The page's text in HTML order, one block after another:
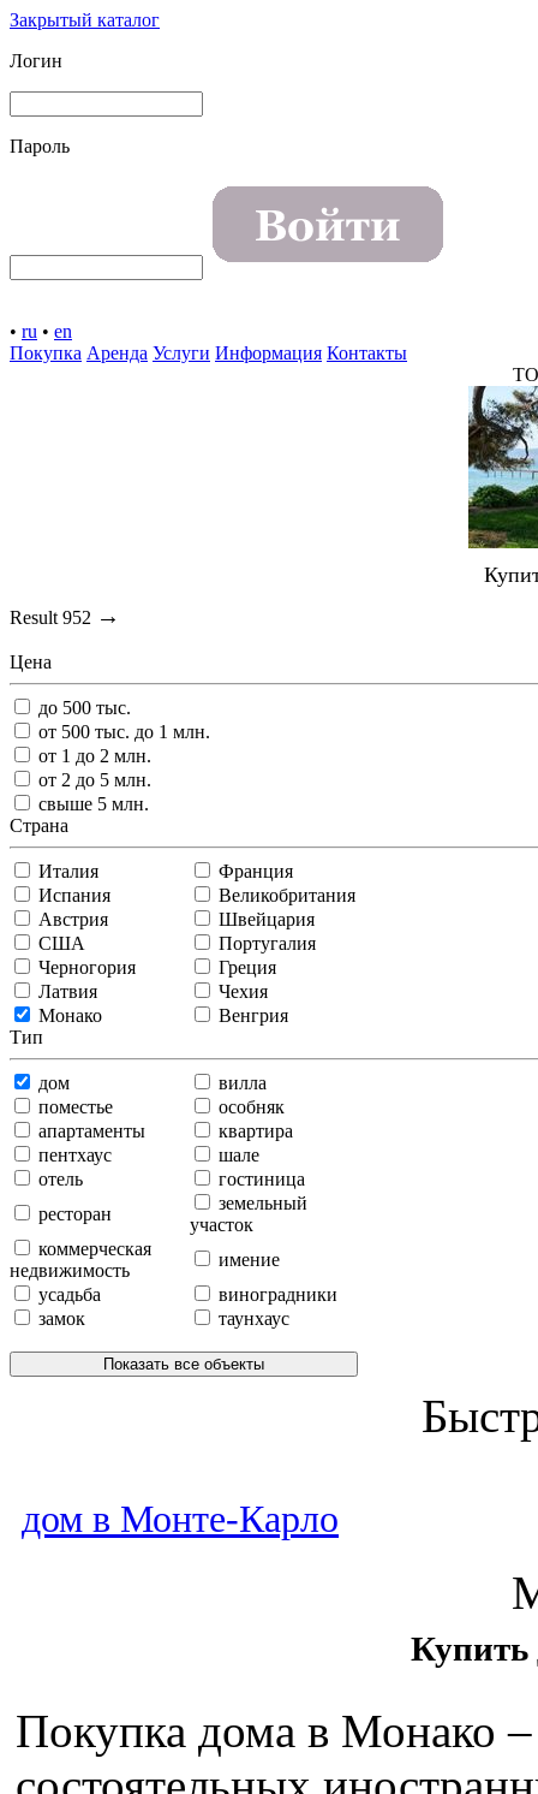
Закрытый каталог
Логин
Пароль
• ru • en
Покупка Аренда Услуги Информация Контакты
Result 952 →
Цена
до 500 тыс.
от 500 тыс. до 1 млн.
от 1 до 2 млн.
от 2 до 5 млн.
свыше 5 млн.
Страна
Италия
Франция
Испания
Великобритания
Австрия
Швейцария
США
Португалия
Черногория
Греция
Латвия
Чехия
Монако
Венгрия
Тип
дом
вилла
поместье
особняк
апартаменты
квартира
пентхаус
шале
отель
гостиница
ресторан
земельный
участок
коммерческая
недвижимость
имение
усадьба
виноградники
замок
таунхаус
Показать все объекты
дом в Монте-Карло
Покупка дома в Монако